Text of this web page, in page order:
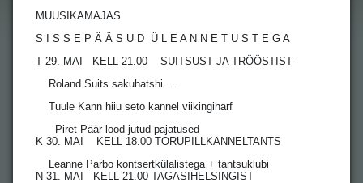
MUUSIKAMAJAS
S I S S E P Ä Ä S U D Ü L E A N N E T U S T E G A
T 29. MAI KELL 21.00 SUITSUST JA TRÖÖSTIST
Roland Suits sakuhatshi …
Tuule Kann hiiu seto kannel viikingiharf
Piret Päär lood jutud pajatused
K 30. MAI KELL 18.00 TORUPILLKANNELTANTS
Leanne Parbo kontsertkülalistega + tantsuklubi
N 31. MAI KELL 21.00 TAGASIHELSINGIST